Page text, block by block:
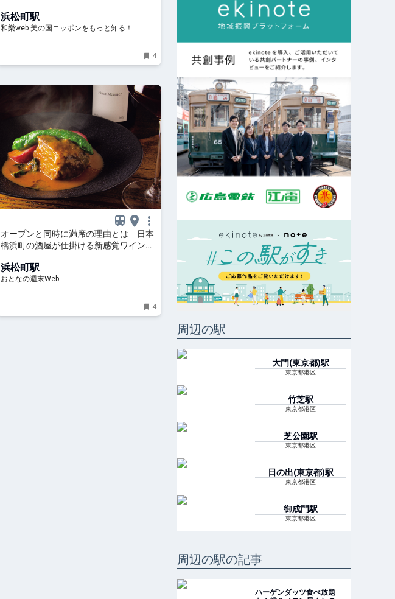
モント東京】 ｜ 和樂web 美の国ニッ
ポンをもっと知る！
浜松町駅
和樂web 美の国ニッポンをもっと知る！
4
オープンと同時に満席の理由とは 日本
橋浜町の酒屋が仕掛ける新感覚ワイン酒
浜松町駅
おとなの週末Web
4
周辺の駅
大門(東京都)駅
東京都港区
竹芝駅
東京都港区
芝公園駅
東京都港区
日の出(東京都)駅
東京都港区
御成門駅
東京都港区
周辺の駅の記事
ハーゲンダッツ食べ放題